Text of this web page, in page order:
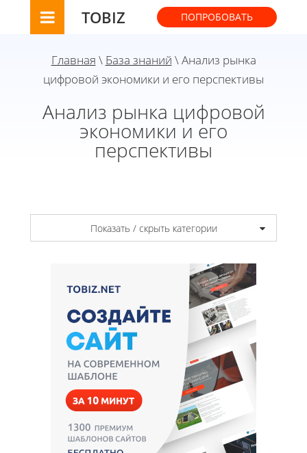
TOBIZ ПОПРОБОВАТЬ
Главная \ База знаний \ Анализ рынка
цифровой экономики и его перспективы
Анализ рынка цифровой
экономики и его
перспективы
Показать / скрыть категории